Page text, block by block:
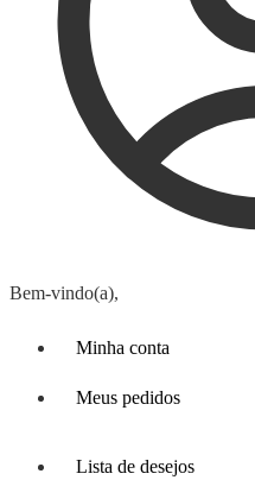
Bem-vindo(a),
Minha conta
Meus pedidos
Lista de desejos